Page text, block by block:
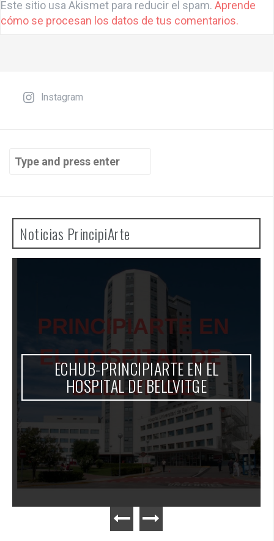
t
:
Este sitio usa Akismet para reducir el spam. Aprende
cómo se procesan los datos de tus comentarios.
Instagram
Search
for:
Noticias PrincipiArte
ECHUB-PRINCIPIARTE EN EL
HOSPITAL DE BELLVITGE